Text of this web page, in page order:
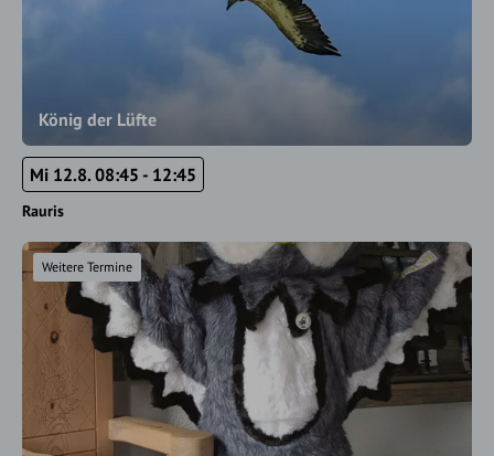
König der Lüfte
Mi 12.8. 08:45 - 12:45
Rauris
Weitere Termine